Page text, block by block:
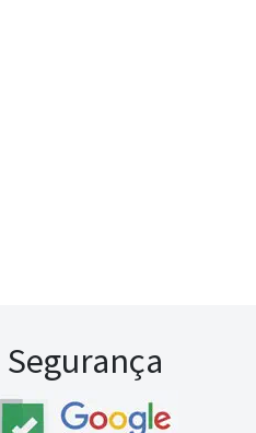
Segurança